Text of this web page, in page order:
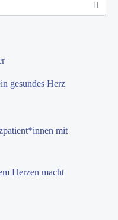
gesundes Herz
mit
Herzen macht